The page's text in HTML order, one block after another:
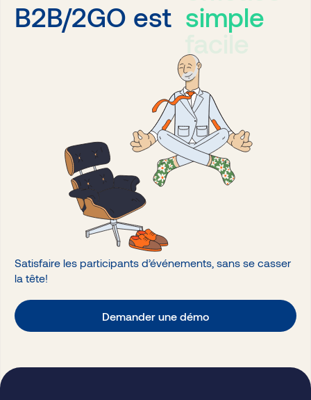
B2B/2GO est simple
facile
Satisfaire les participants d’événements, sans se casser
la tête!
Demander une démo